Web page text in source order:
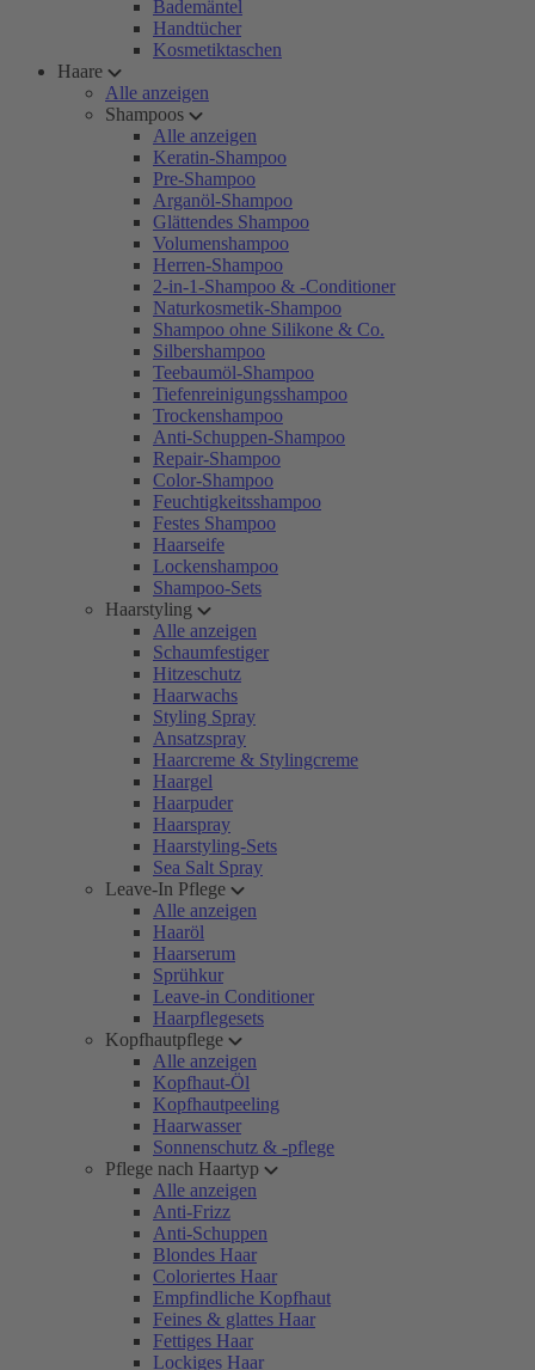
Bademäntel
Handtücher
Kosmetiktaschen
Haare
Alle anzeigen
Shampoos
Alle anzeigen
Keratin-Shampoo
Pre-Shampoo
Arganöl-Shampoo
Glättendes Shampoo
Volumenshampoo
Herren-Shampoo
2-in-1-Shampoo & -Conditioner
Naturkosmetik-Shampoo
Shampoo ohne Silikone & Co.
Silbershampoo
Teebaumöl-Shampoo
Tiefenreinigungsshampoo
Trockenshampoo
Anti-Schuppen-Shampoo
Repair-Shampoo
Color-Shampoo
Feuchtigkeitsshampoo
Festes Shampoo
Haarseife
Lockenshampoo
Shampoo-Sets
Haarstyling
Alle anzeigen
Schaumfestiger
Hitzeschutz
Haarwachs
Styling Spray
Ansatzspray
Haarcreme & Stylingcreme
Haargel
Haarpuder
Haarspray
Haarstyling-Sets
Sea Salt Spray
Leave-In Pflege
Alle anzeigen
Haaröl
Haarserum
Sprühkur
Leave-in Conditioner
Haarpflegesets
Kopfhautpflege
Alle anzeigen
Kopfhaut-Öl
Kopfhautpeeling
Haarwasser
Sonnenschutz & -pflege
Pflege nach Haartyp
Alle anzeigen
Anti-Frizz
Anti-Schuppen
Blondes Haar
Coloriertes Haar
Empfindliche Kopfhaut
Feines & glattes Haar
Fettiges Haar
Lockiges Haar